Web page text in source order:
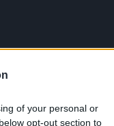
of your personal or
opt-out section to